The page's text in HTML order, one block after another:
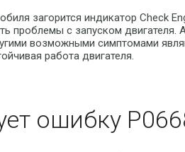
загорится индикатор Check
проблемы с запуском двигателя.
возможными симптомами
работа двигателя.
ошибку